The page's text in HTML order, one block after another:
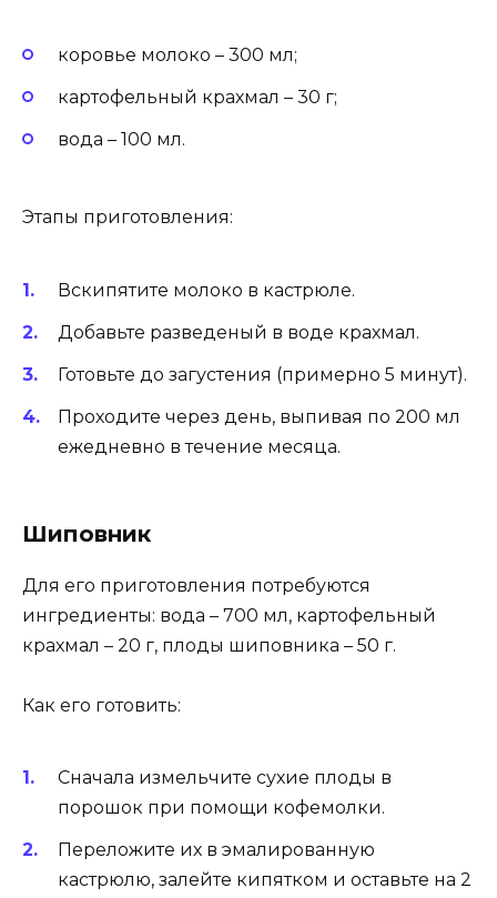
коровье молоко – 300 мл;
картофельный крахмал – 30 г;
вода – 100 мл.
Этапы приготовления:
Вскипятите молоко в кастрюле.
Добавьте разведеный в воде крахмал.
Готовьте до загустения (примерно 5 минут).
Проходите через день, выпивая по 200 мл
ежедневно в течение месяца.
Шиповник
Для его приготовления потребуются
ингредиенты: вода – 700 мл, картофельный
крахмал – 20 г, плоды шиповника – 50 г.
Как его готовить:
Сначала измельчите сухие плоды в
порошок при помощи кофемолки.
Переложите их в эмалированную
кастрюлю, залейте кипятком и оставьте на 2